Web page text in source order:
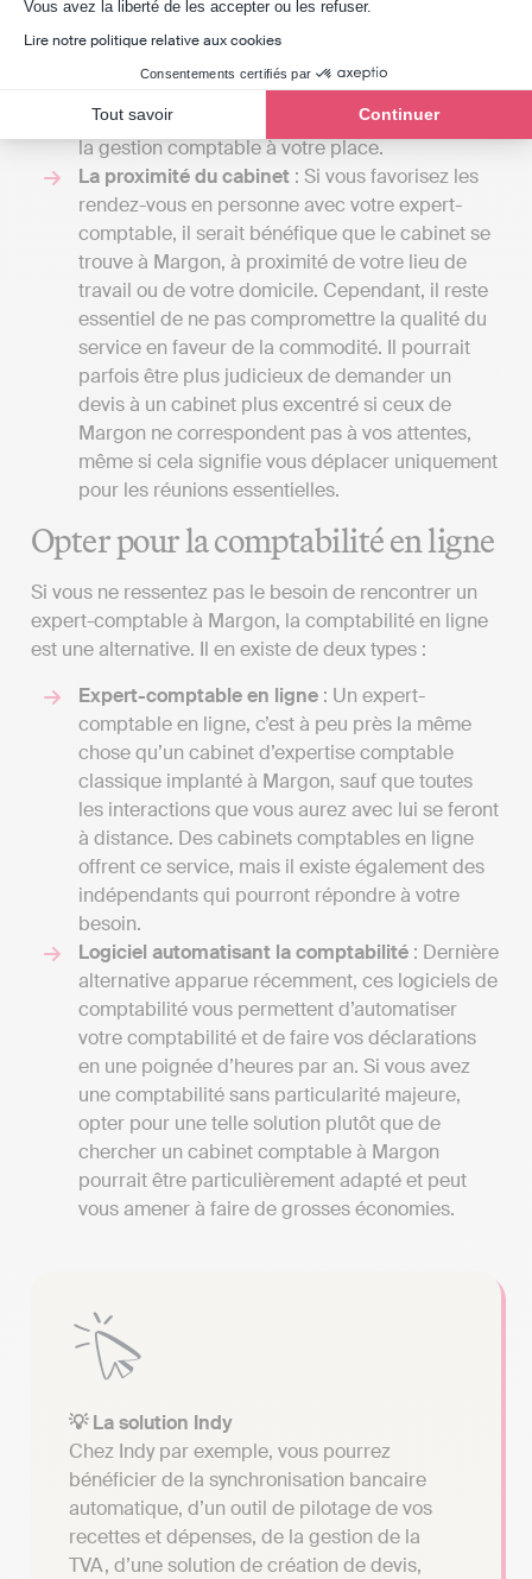
Vous avez la liberté de les accepter ou les refuser.
Lire notre politique relative aux cookies
Consentements certifiés par
Tout savoir Continuer
Indy, il faut compter entre 240 € et 588 € / an
HT en fonction de la taille de l'entreprise, car
Indy n'est là que pour assister les professionnels
dans leur comptabilité, contrairement aux
cabinets d’expertise comptable qui réaliseront
la gestion comptable à votre place.
La proximité du cabinet : Si vous favorisez les
rendez-vous en personne avec votre expert-
comptable, il serait bénéfique que le cabinet se
trouve à Margon, à proximité de votre lieu de
travail ou de votre domicile. Cependant, il reste
essentiel de ne pas compromettre la qualité du
service en faveur de la commodité. Il pourrait
parfois être plus judicieux de demander un
devis à un cabinet plus excentré si ceux de
Margon ne correspondent pas à vos attentes,
même si cela signifie vous déplacer uniquement
pour les réunions essentielles.
Opter pour la comptabilité en ligne
Si vous ne ressentez pas le besoin de rencontrer un
expert-comptable à Margon, la comptabilité en ligne
est une alternative. Il en existe de deux types :
Expert-comptable en ligne : Un expert-
comptable en ligne, c’est à peu près la même
chose qu’un cabinet d’expertise comptable
classique implanté à Margon, sauf que toutes
les interactions que vous aurez avec lui se feront
à distance. Des cabinets comptables en ligne
offrent ce service, mais il existe également des
indépendants qui pourront répondre à votre
besoin.
Logiciel automatisant la comptabilité : Dernière
alternative apparue récemment, ces logiciels de
comptabilité vous permettent d’automatiser
votre comptabilité et de faire vos déclarations
en une poignée d’heures par an. Si vous avez
une comptabilité sans particularité majeure,
opter pour une telle solution plutôt que de
chercher un cabinet comptable à Margon
pourrait être particulièrement adapté et peut
vous amener à faire de grosses économies.
💡 La solution Indy
Chez Indy par exemple, vous pourrez
bénéficier de la synchronisation bancaire
automatique, d’un outil de pilotage de vos
recettes et dépenses, de la gestion de la
TVA, d’une solution de création de devis,